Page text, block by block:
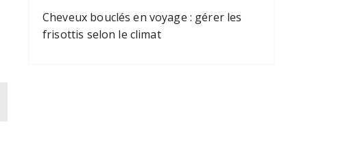
Cheveux bouclés en voyage : gérer les
frisottis selon le climat